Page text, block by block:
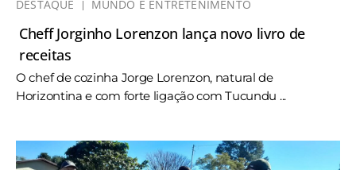
DESTAQUE MUNDO E ENTRETENIMENTO
Cheff Jorginho Lorenzon lança novo livro de
receitas
O chef de cozinha Jorge Lorenzon, natural de
Horizontina e com forte ligação com Tucundu ...